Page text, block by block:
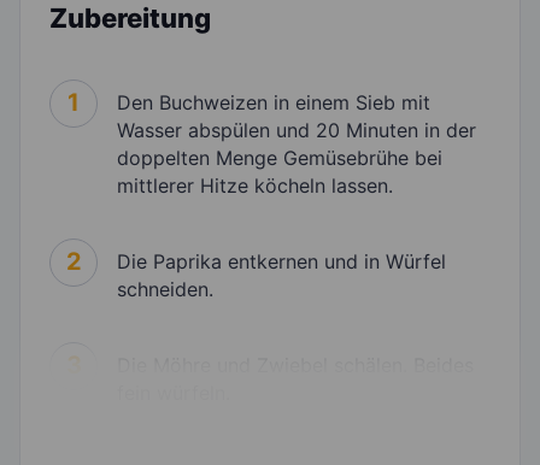
Zubereitung
1
Den Buchweizen in einem Sieb mit
Wasser abspülen und 20 Minuten in der
doppelten Menge Gemüsebrühe bei
mittlerer Hitze köcheln lassen.
2
Die Paprika entkernen und in Würfel
schneiden.